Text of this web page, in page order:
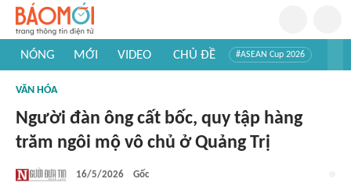
NÓNG MỚI VIDEO CHỦ ĐỀ #ASEAN Cup 2026
#Khám phá thế giới
VĂN HÓA
Người đàn ông cất bốc, quy tập hàng
trăm ngôi mộ vô chủ ở Quảng Trị
16/5/2026 Gốc